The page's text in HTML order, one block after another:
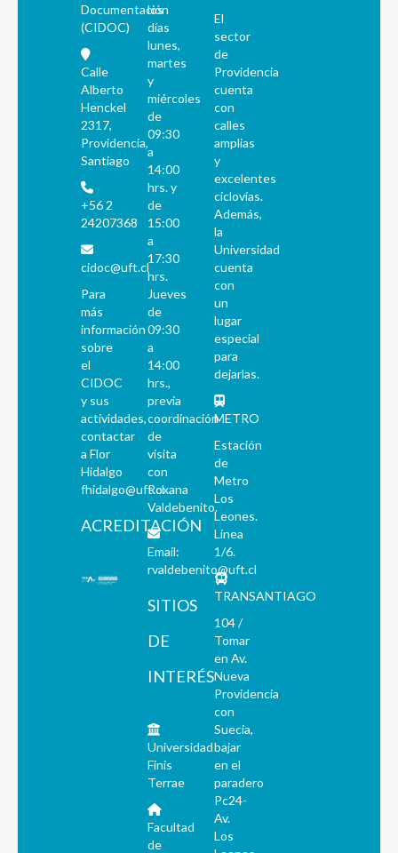
Documentación
(CIDOC)
Calle
Alberto
Henckel
2317,
Providencia,
Santiago
+56 2
24207368
cidoc@uft.cl
Para
más
información
sobre
el
CIDOC
y sus
actividades,
contactar
a Flor
Hidalgo
fhidalgo@uft.cl
ACREDITACIÓN
los
días
lunes,
martes
y
miércoles
de
09:30
a
14:00
hrs. y
de
15:00
a
17:30
hrs.
Jueves
de
09:30
a
14:00
hrs.,
previa
coordinación
de
visita
con
Roxana
Valdebenito.
Email:
rvaldebenito@uft.cl
SITIOS
DE
INTERÉS
Universidad
Finis
Terrae
Facultad
de
El
sector
de
Providencia
cuenta
con
calles
amplias
y
excelentes
ciclovías.
Además,
la
Universidad
cuenta
con
un
lugar
especial
para
dejarlas.
METRO
Estación
de
Metro
Los
Leones.
Línea
1/6.
TRANSANTIAGO
104 /
Tomar
en Av.
Nueva
Providencia
con
Suecia,
bajar
en el
paradero
Pc24-
Av.
Los